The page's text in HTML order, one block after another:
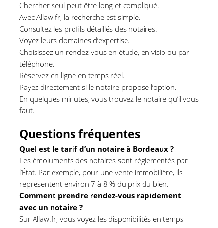
Chercher seul peut être long et compliqué.
Avec Allaw.fr, la recherche est simple.
Consultez les profils détaillés des notaires.
Voyez leurs domaines d’expertise.
Choisissez un rendez-vous en étude, en visio ou par
téléphone.
Réservez en ligne en temps réel.
Payez directement si le notaire propose l’option.
En quelques minutes, vous trouvez le notaire qu’il vous
faut.
Questions fréquentes
Quel est le tarif d’un notaire à Bordeaux ?
Les émoluments des notaires sont réglementés par
l’État. Par exemple, pour une vente immobilière, ils
représentent environ 7 à 8 % du prix du bien.
Comment prendre rendez-vous rapidement
avec un notaire ?
Sur Allaw.fr, vous voyez les disponibilités en temps